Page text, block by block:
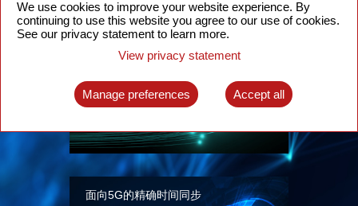
智能分组光网络
面向各类应用场景、基于SDN技术的分组光网
络解决方案
面向5G的精确时间同步
We use cookies to improve your website experience. By
continuing to use this website you agree to our use of cookies.
See our privacy statement to learn more.
View privacy statement
Manage preferences Accept all